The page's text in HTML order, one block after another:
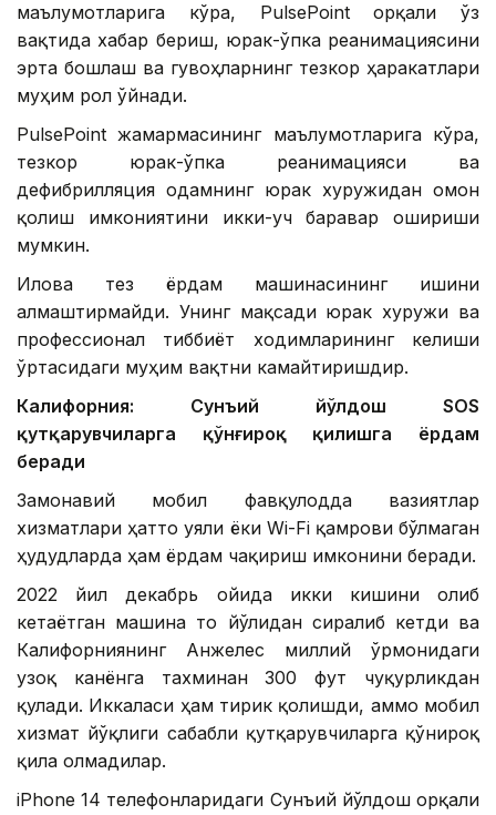
маълумотларига кўра, PulsePoint орқали ўз
вақтида хабар бериш, юрак-ўпка реанимациясини
эрта бошлаш ва гувоҳларнинг тезкор ҳаракатлари
муҳим рол ўйнади.
PulsePoint жамғармасининг маълумотларига кўра,
тезкор юрак-ўпка реанимацияси ва
дефибрилляция одамнинг юрак хуружидан омон
қолиш имкониятини икки-уч баравар ошириши
мумкин.
Илова тез ёрдам машинасининг ишини
алмаштирмайди. Унинг мақсади юрак хуружи ва
профессионал тиббиёт ходимларининг келиши
ўртасидаги муҳим вақтни камайтиришдир.
Калифорния: Сунъий йўлдош SOS
қутқарувчиларга қўнғироқ қилишга ёрдам
беради
Замонавий мобил фавқулодда вазиятлар
хизматлари ҳатто уяли ёки Wi-Fi қамрови бўлмаган
ҳудудларда ҳам ёрдам чақириш имконини беради.
2022 йил декабрь ойида икки кишини олиб
кетаётган машина тоғ йўлидан сирғалиб кетди ва
Калифорниянинг Анжелес миллий ўрмонидаги
узоқ канёнга тахминан 300 фут чуқурликдан
қулади. Иккаласи ҳам тирик қолишди, аммо мобил
хизмат йўқлиги сабабли қутқарувчиларга қўнғироқ
қила олмадилар.
iPhone 14 телефонларидаги Сунъий йўлдош орқали